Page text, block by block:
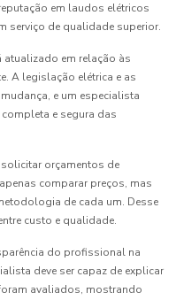
em laudos elétricos
serviço de qualidade superior.
em relação às
A legislação elétrica e as
e um especialista
e segura das
solicitar orçamentos de
comparar preços, mas
de cada um. Desse
custo e qualidade.
do profissional na
deve ser capaz de explicar
avaliados, mostrando